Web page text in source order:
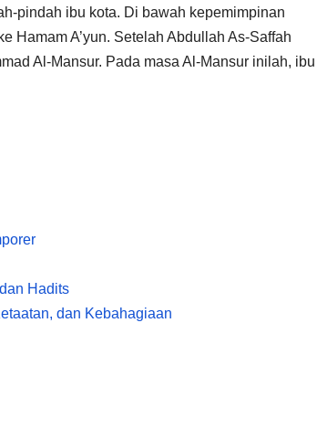
pindah ibu kota. Di bawah kepemimpinan
Hamam A’yun. Setelah Abdullah As-Saffah
Al-Mansur. Pada masa Al-Mansur inilah, ibu
Hadits
dan Kebahagiaan